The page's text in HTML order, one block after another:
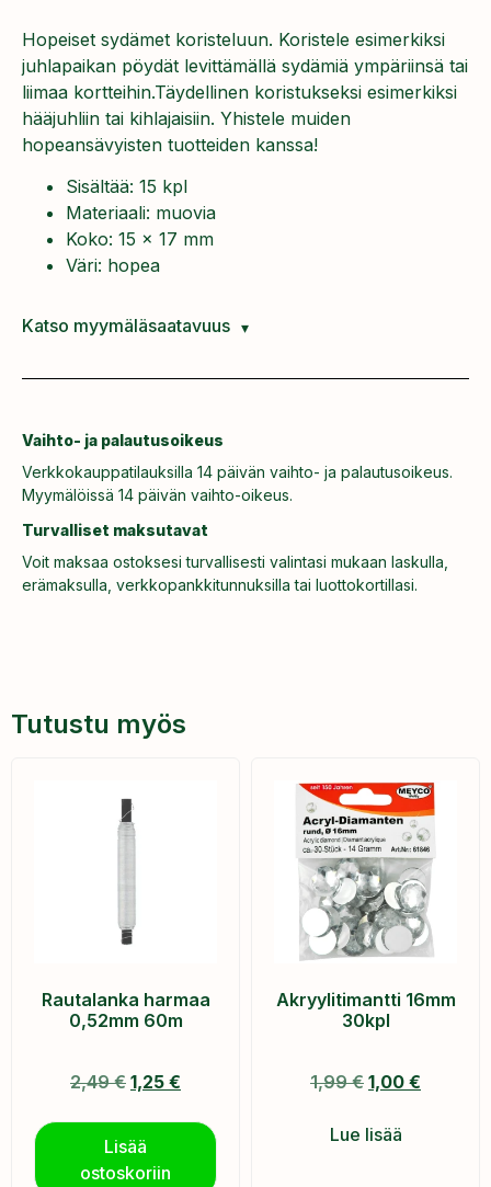
Hopeiset sydämet koristeluun. Koristele esimerkiksi
juhlapaikan pöydät levittämällä sydämiä ympäriinsä tai
liimaa kortteihin.Täydellinen koristukseksi esimerkiksi
hääjuhliin tai kihlajaisiin. Yhistele muiden
hopeansävyisten tuotteiden kanssa!
Sisältää: 15 kpl
Materiaali: muovia
Koko: 15 x 17 mm
Väri: hopea
Katso myymäläsaatavuus
Vaihto- ja palautusoikeus
Verkkokauppatilauksilla 14 päivän vaihto- ja palautusoikeus.
Myymälöissä 14 päivän vaihto-oikeus.
Turvalliset maksutavat
Voit maksaa ostoksesi turvallisesti valintasi mukaan laskulla,
erämaksulla, verkkopankkitunnuksilla tai luottokortillasi.
Tutustu myös
Rautalanka harmaa
0,52mm 60m
2,49€ 1,25 €
Lisää
ostoskoriin
Akryylitimantti 16mm
30kpl
1,99€ 1,00 €
Lue lisää